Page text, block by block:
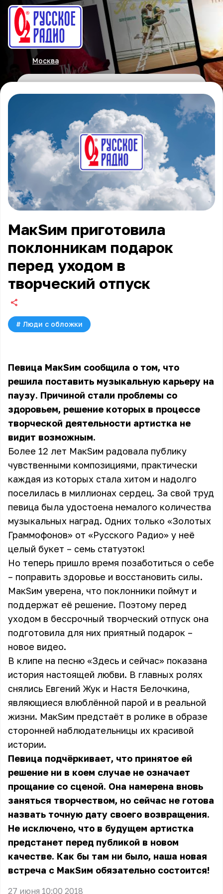
Москва
МакSим приготовила
поклонникам подарок
перед уходом в
творческий отпуск
# Люди с обложки
Певица МакSим сообщила о том, что
решила поставить музыкальную карьеру на
паузу. Причиной стали проблемы со
здоровьем, решение которых в процессе
творческой деятельности артистка не
видит возможным.
Более 12 лет МакSим радовала публику
чувственными композициями, практически
каждая из которых стала хитом и надолго
поселилась в миллионах сердец. За свой труд
певица была удостоена немалого количества
музыкальных наград. Одних только «Золотых
Граммофонов» от «Русского Радио» у неё
целый букет – семь статуэток!
Но теперь пришло время позаботиться о себе
– поправить здоровье и восстановить силы.
МакSим уверена, что поклонники поймут и
поддержат её решение. Поэтому перед
уходом в бессрочный творческий отпуск она
подготовила для них приятный подарок –
новое видео.
В клипе на песню «Здесь и сейчас» показана
история настоящей любви. В главных ролях
снялись Евгений Жук и Настя Белочкина,
являющиеся влюблённой парой и в реальной
жизни. МакSим предстаёт в ролике в образе
сторонней наблюдательницы их красивой
истории.
Певица подчёркивает, что принятое ей
решение ни в коем случае не означает
прощание со сценой. Она намерена вновь
заняться творчеством, но сейчас не готова
назвать точную дату своего возвращения.
Не исключено, что в будущем артистка
предстанет перед публикой в новом
качестве. Как бы там ни было, наша новая
встреча с МакSим обязательно состоится!
27 июня 10:00 2018